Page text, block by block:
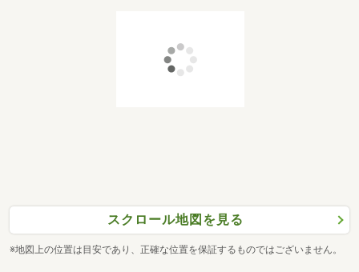
スクロール地図を見る
※地図上の位置は目安であり、正確な位置を保証するものではございません。